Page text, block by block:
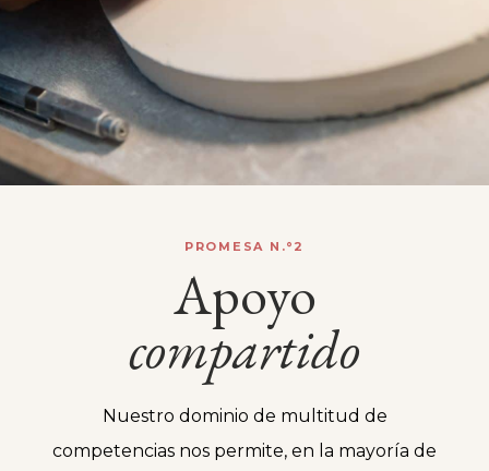
PROMESA N.°2
Apoyo
compartido
Nuestro dominio de multitud de
competencias nos permite, en la mayoría de